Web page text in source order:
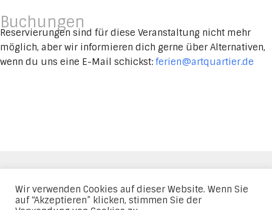
Buchungen
Reservierungen sind für diese Veranstaltung nicht mehr
möglich, aber wir informieren dich gerne über Alternativen,
wenn du uns eine E-Mail schickst: ferien@artquartier.de
Wir verwenden Cookies auf dieser Website. Wenn Sie
auf “Akzeptieren” klicken, stimmen Sie der